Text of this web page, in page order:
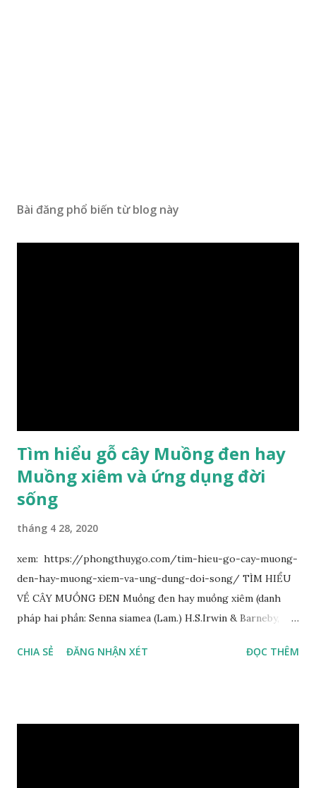
Bài đăng phổ biến từ blog này
Tìm hiểu gỗ cây Muồng đen hay
Muồng xiêm và ứng dụng đời
sống
tháng 4 28, 2020
xem: https://phongthuygo.com/tim-hieu-go-cay-muong-
den-hay-muong-xiem-va-ung-dung-doi-song/ TÌM HIỂU
VỀ CÂY MUỒNG ĐEN Muồng đen hay muồng xiêm (danh
pháp hai phần: Senna siamea (Lam.) H.S.Irwin & Barneby,
(Fabaceae). Là cây nguyên sản ở vùng Đông Nam Á. Ở Việt
CHIA SẺ ĐĂNG NHẬN XÉT ĐỌC THÊM